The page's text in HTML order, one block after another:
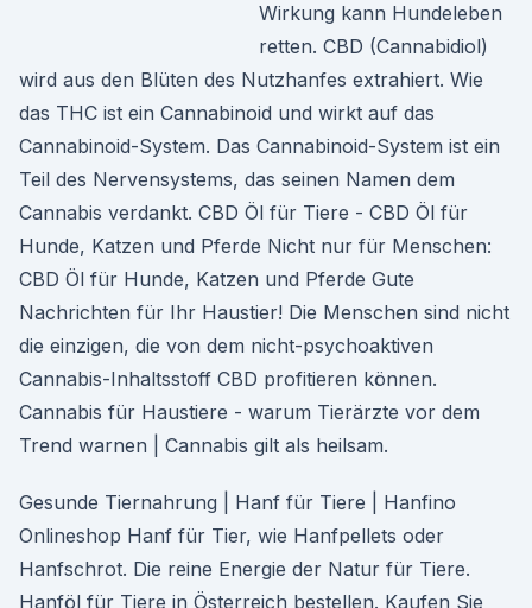
Wirkung kann Hundeleben
retten. CBD (Cannabidiol)
wird aus den Blüten des Nutzhanfes extrahiert. Wie
das THC ist ein Cannabinoid und wirkt auf das
Cannabinoid-System. Das Cannabinoid-System ist ein
Teil des Nervensystems, das seinen Namen dem
Cannabis verdankt. CBD Öl für Tiere - CBD Öl für
Hunde, Katzen und Pferde Nicht nur für Menschen:
CBD Öl für Hunde, Katzen und Pferde Gute
Nachrichten für Ihr Haustier! Die Menschen sind nicht
die einzigen, die von dem nicht-psychoaktiven
Cannabis-Inhaltsstoff CBD profitieren können.
Cannabis für Haustiere - warum Tierärzte vor dem
Trend warnen | Cannabis gilt als heilsam.
Gesunde Tiernahrung | Hanf für Tiere | Hanfino
Onlineshop Hanf für Tier, wie Hanfpellets oder
Hanfschrot. Die reine Energie der Natur für Tiere.
Hanföl für Tiere in Österreich bestellen. Kaufen Sie